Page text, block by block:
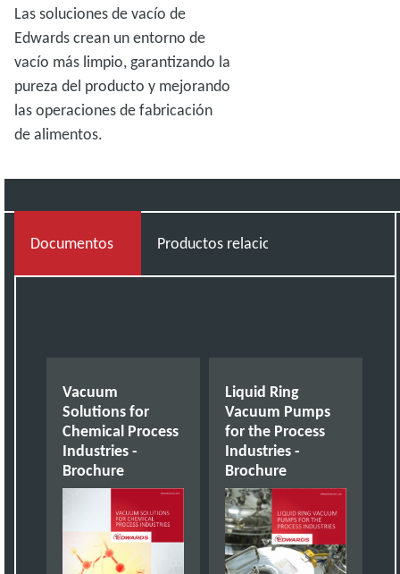
Las soluciones de vacío de
Edwards crean un entorno de
vacío más limpio, garantizando la
pureza del producto y mejorando
las operaciones de fabricación
de alimentos.
Documentos Productos relacionados
Vacuum
Solutions for
Chemical Process
Industries -
Brochure
Liquid Ring
Vacuum Pumps
for the Process
Industries -
Brochure